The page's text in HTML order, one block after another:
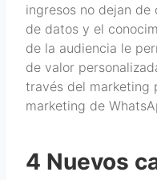
ingresos no dejan de
de datos y el
de la audiencia le
de valor
través del marketing
marketing de
4 Nuevos